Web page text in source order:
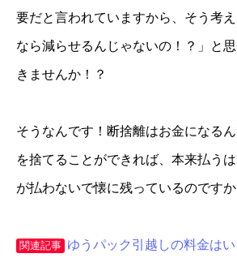
要だと言われていますから、そう考
なら減らせるんじゃないの！？」と
きませんか！？
そうなんです！断捨離はお金になる
を捨てることができれば、本来払う
が払わないで懐に残っているのですか
関連記事 ゆうパック引越しの料金は